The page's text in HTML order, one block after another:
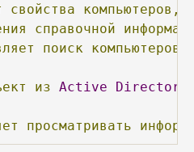
свойства компьютеров,
справочной
поиск компьютеров,
из Active Directory
просматривать